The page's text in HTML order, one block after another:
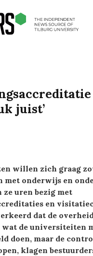
juist’
willen zich graag
met onderwijs en
uren bezig met
en
dat de
de universiteiten
doen, maar de
klagen